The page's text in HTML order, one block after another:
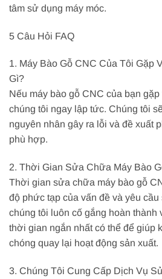
tâm sử dụng máy móc.
5 Câu Hỏi FAQ
1. Máy Bào Gỗ CNC Của Tôi Gặp
Gì?
Nếu máy bào gỗ CNC của bạn
chúng tôi ngay lập tức. Chúng tôi
nguyên nhân gây ra lỗi và đề xuất
phù hợp.
2. Thời Gian Sửa Chữa Máy Bào
Thời gian sửa chữa máy bào gỗ
độ phức tạp của vấn đề và yêu
chúng tôi luôn cố gắng hoàn thành
thời gian ngắn nhất có thể để giúp
chóng quay lại hoạt động sản xuất.
3. Chúng Tôi Cung Cấp Dịch Vụ